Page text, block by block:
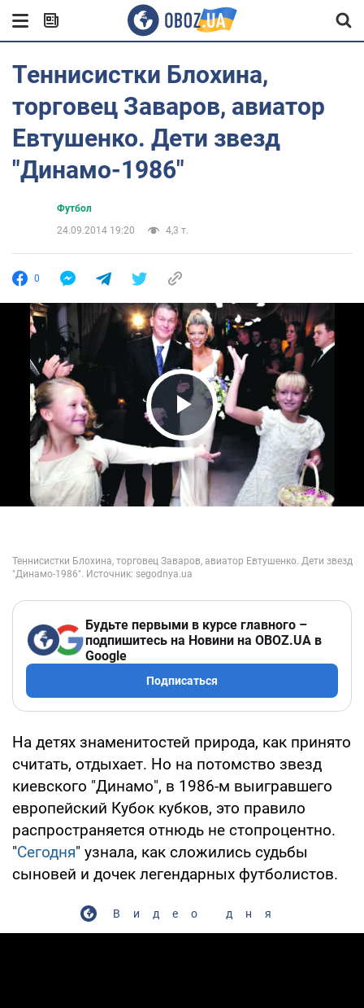
Теннисистки Блохина,
торговец Заваров, авиатор
Евтушенко. Дети звезд
"Динамо-1986"
Футбол
24.09.2014 19:20
4,3 т.
0
Play Video
Будьте первыми в курсе главного –
подпишитесь на Новини на OBOZ.UA в
Google
Подписаться
На детях знаменитостей природа, как принято
считать, отдыхает. Но на потомство звезд
киевского "Динамо", в 1986-м выигравшего
европейский Кубок кубков, это правило
распространяется отнюдь не стопроцентно.
"Сегодня" узнала, как сложились судьбы
сыновей и дочек легендарных футболистов.
Видео дня